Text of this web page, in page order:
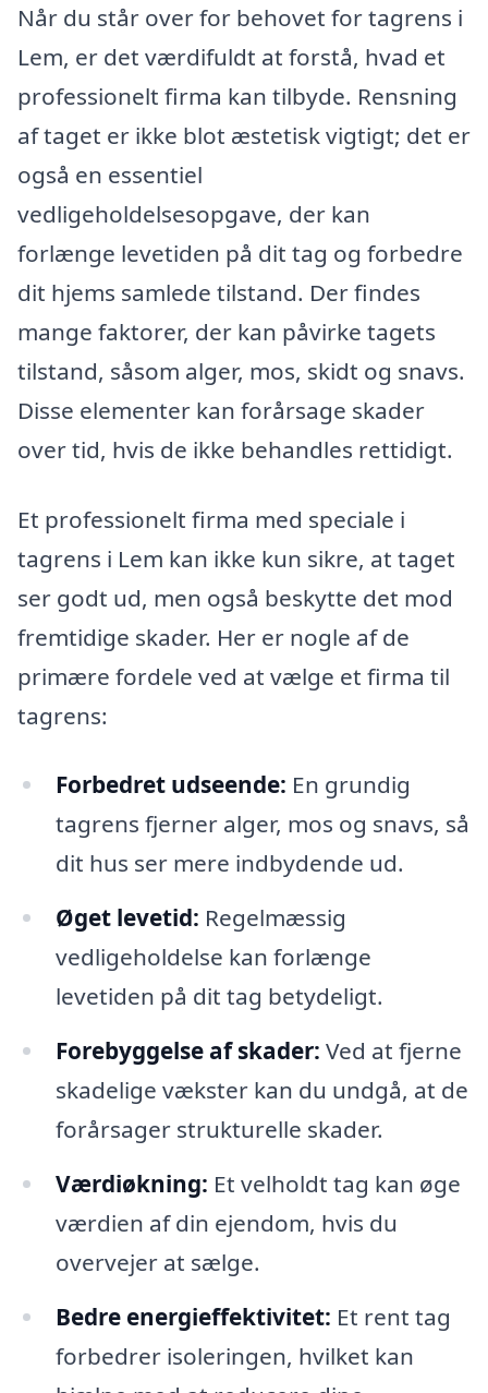
Når du står over for behovet for tagrens i
Lem, er det værdifuldt at forstå, hvad et
professionelt firma kan tilbyde. Rensning
af taget er ikke blot æstetisk vigtigt; det er
også en essentiel
vedligeholdelsesopgave, der kan
forlænge levetiden på dit tag og forbedre
dit hjems samlede tilstand. Der findes
mange faktorer, der kan påvirke tagets
tilstand, såsom alger, mos, skidt og snavs.
Disse elementer kan forårsage skader
over tid, hvis de ikke behandles rettidigt.
Et professionelt firma med speciale i
tagrens i Lem kan ikke kun sikre, at taget
ser godt ud, men også beskytte det mod
fremtidige skader. Her er nogle af de
primære fordele ved at vælge et firma til
tagrens:
Forbedret udseende: En grundig
tagrens fjerner alger, mos og snavs, så
dit hus ser mere indbydende ud.
Øget levetid: Regelmæssig
vedligeholdelse kan forlænge
levetiden på dit tag betydeligt.
Forebyggelse af skader: Ved at fjerne
skadelige vækster kan du undgå, at de
forårsager strukturelle skader.
Værdiøkning: Et velholdt tag kan øge
værdien af din ejendom, hvis du
overvejer at sælge.
Bedre energieffektivitet: Et rent tag
forbedrer isoleringen, hvilket kan